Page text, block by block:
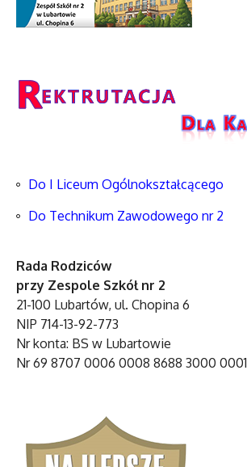
Do I Liceum Ogólnokształcącego
Do Technikum Zawodowego nr 2
Rada Rodziców
przy Zespole Szkół nr 2
21-100 Lubartów, ul. Chopina 6
NIP 714-13-92-773
Nr konta: BS w Lubartowie
Nr 69 8707 0006 0008 8688 3000 0001